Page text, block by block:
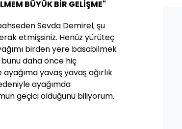
BÜYÜK BİR GELİŞME"
Sevda Demirel, şu
etmişsiniz. Henüz yürüteç
birden yere basabilmek
daha önce hiç
yavaş yavaş ağırlık
ayağımda
geçici olduğunu biliyorum.